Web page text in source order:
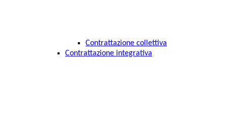
Contrattazione collettiva
Contrattazione integrativa